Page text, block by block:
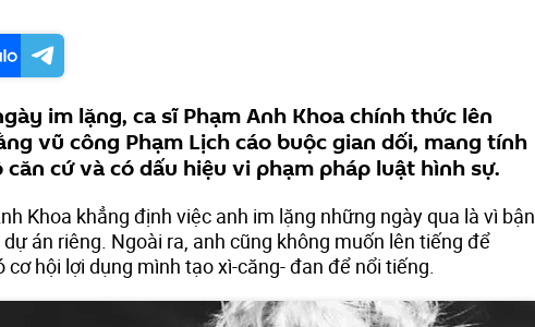
im lặng, ca sĩ Phạm Anh Khoa chính thức lên
vũ công Phạm Lịch cáo buộc gian dối, mang tính
cứ và có dấu hiệu vi phạm pháp luật hình sự.
Khoa khẳng định việc anh im lặng những ngày qua là vì bận
án riêng. Ngoài ra, anh cũng không muốn lên tiếng để
cơ hội lợi dụng mình tạo xì-căng- đan để nổi tiếng.